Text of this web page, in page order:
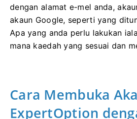
dengan alamat e-mel anda,
akaun Google, seperti yang
Apa yang anda perlu lakukan
mana kaedah yang sesuai dan
Cara Membuka
ExpertOption